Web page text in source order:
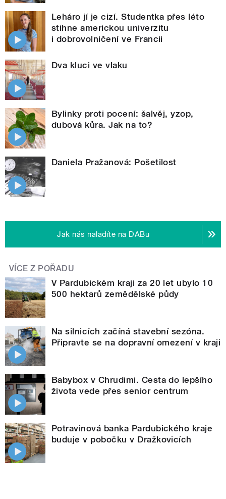
Leháro jí je cizí. Studentka přes léto
stihne americkou univerzitu
i dobrovolničení ve Francii
Dva kluci ve vlaku
Bylinky proti pocení: šalvěj, yzop,
dubová kůra. Jak na to?
Daniela Pražanová: Pošetilost
Jak nás naladíte na DABu
VÍCE Z POŘADU
V Pardubickém kraji za 20 let ubylo 10
500 hektarů zemědělské půdy
Na silnicích začíná stavební sezóna.
Připravte se na dopravní omezení v kraji
Babybox v Chrudimi. Cesta do lepšího
života vede přes senior centrum
Potravinová banka Pardubického kraje
buduje v pobočku v Dražkovicích